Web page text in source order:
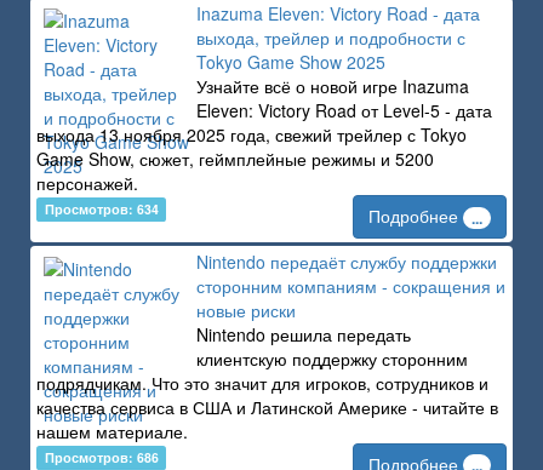
Inazuma Eleven: Victory Road - дата
выхода, трейлер и подробности с
Tokyo Game Show 2025
Узнайте всё о новой игре Inazuma
Eleven: Victory Road от Level-5 - дата
выхода 13 ноября 2025 года, свежий трейлер с Tokyo
Game Show, сюжет, геймплейные режимы и 5200
персонажей.
Просмотров: 634 Подробнее ...
Nintendo передаёт службу поддержки
сторонним компаниям - сокращения и
новые риски
Nintendo решила передать
клиентскую поддержку сторонним
подрядчикам. Что это значит для игроков, сотрудников и
качества сервиса в США и Латинской Америке - читайте в
нашем материале.
Просмотров: 686 Подробнее ...